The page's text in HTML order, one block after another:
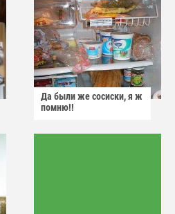
Да были же сосиски, я ж
помню!!